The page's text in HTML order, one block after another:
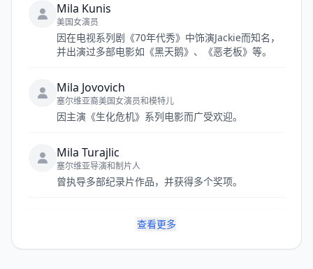
Mila Kunis
美国女演员
因在电视系列剧《70年代秀》中饰演Jackie而知名，
并出演过多部电影如《黑天鹅》、《恶老板》等。
Mila Jovovich
塞尔维亚裔美国女演员和模特儿
因主演《生化危机》系列电影而广受欢迎。
Mila Turajlic
塞尔维亚导演和制片人
曾执导多部纪录片作品，并获得多个奖项。
查看更多